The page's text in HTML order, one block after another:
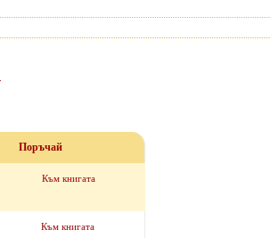
Поръчай
Към книгата
Към книгата